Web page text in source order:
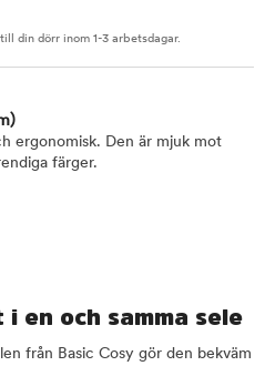
din dörr inom 1-3 arbetsdagar.
ergonomisk. Den är mjuk mot
färger.
en och samma sele
från Basic Cosy gör den bekväm